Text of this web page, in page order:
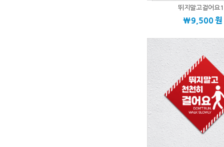
뛰지말고걸어요
\9,500원